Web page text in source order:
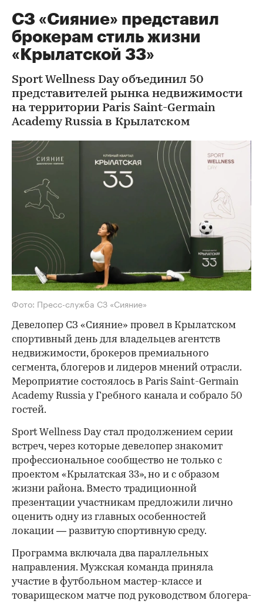
СЗ «Сияние» представил
брокерам стиль жизни
«Крылатской 33»
Sport Wellness Day объединил 50
представителей рынка недвижимости
на территории Paris Saint-Germain
Academy Russia в Крылатском
Фото: Пресс-служба СЗ «Сияние»
Девелопер СЗ «Сияние» провел в Крылатском
спортивный день для владельцев агентств
недвижимости, брокеров премиального
сегмента, блогеров и лидеров мнений отрасли.
Мероприятие состоялось в Paris Saint-Germain
Academy Russia у Гребного канала и собрало 50
гостей.
Sport Wellness Day стал продолжением серии
встреч, через которые девелопер знакомит
профессиональное сообщество не только с
проектом «Крылатская 33», но и с образом
жизни района. Вместо традиционной
презентации участникам предложили лично
оценить одну из главных особенностей
локации — развитую спортивную среду.
Программа включала два параллельных
направления. Мужская команда приняла
участие в футбольном мастер-классе и
товарищеском матче под руководством блогера-